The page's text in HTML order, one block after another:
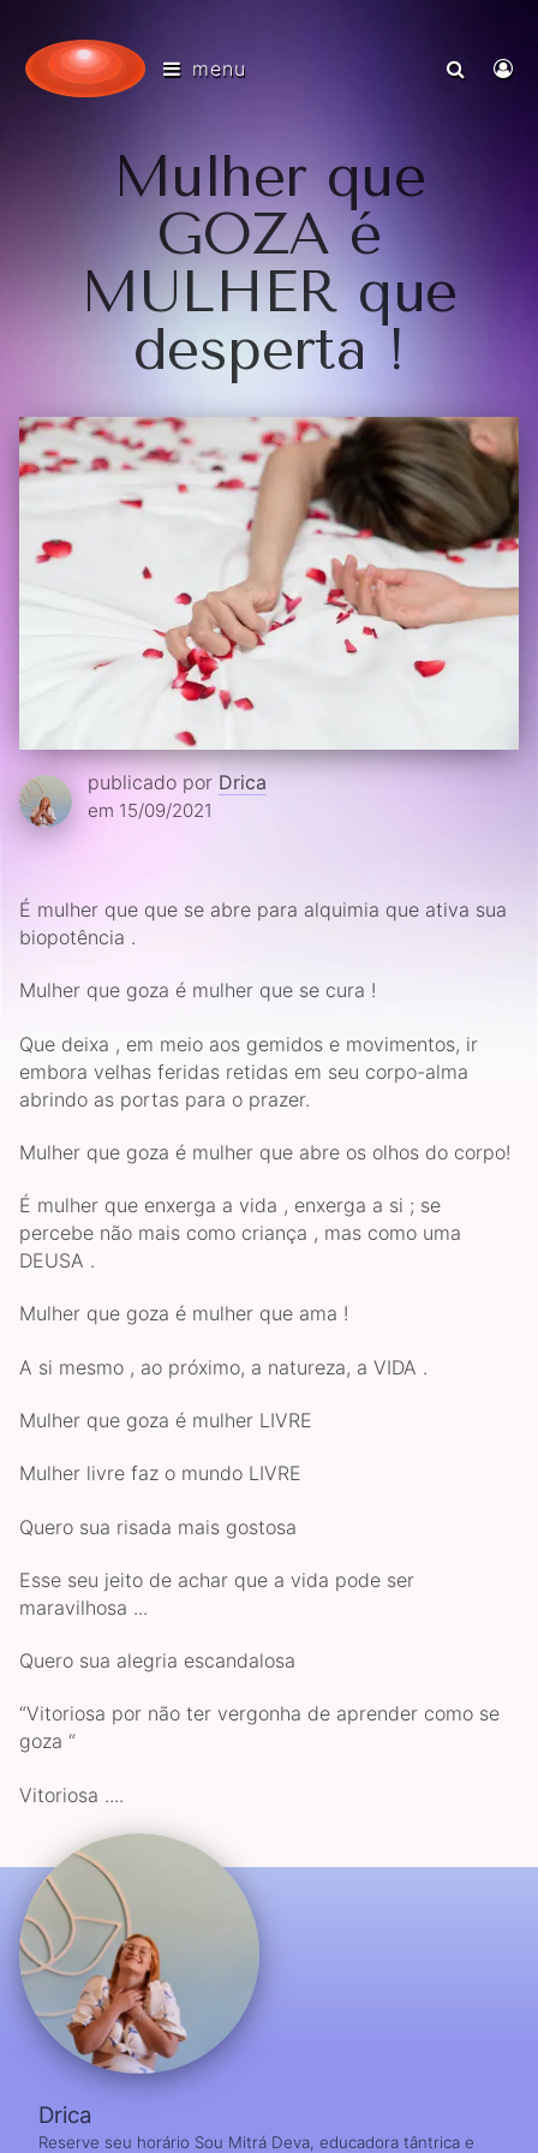
menu
Mulher que
GOZA é
MULHER que
desperta !
publicado por Drica
em 15/09/2021
É mulher que que se abre para alquimia que ativa sua
biopotência .
Mulher que goza é mulher que se cura !
Que deixa , em meio aos gemidos e movimentos, ir
embora velhas feridas retidas em seu corpo-alma
abrindo as portas para o prazer.
Mulher que goza é mulher que abre os olhos do corpo!
É mulher que enxerga a vida , enxerga a si ; se
percebe não mais como criança , mas como uma
DEUSA .
Mulher que goza é mulher que ama !
A si mesmo , ao próximo, a natureza, a VIDA .
Mulher que goza é mulher LIVRE
Mulher livre faz o mundo LIVRE
Quero sua risada mais gostosa
Esse seu jeito de achar que a vida pode ser
maravilhosa ...
Quero sua alegria escandalosa
“Vitoriosa por não ter vergonha de aprender como se
goza “
Vitoriosa ....
Drica
Reserve seu horário Sou Mitrá Deva, educadora tântrica e